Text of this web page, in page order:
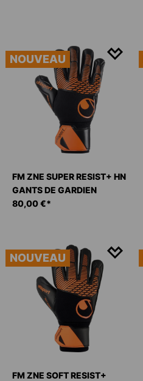
NOUVEAU
FM ZNE SUPER RESIST+ HN
GANTS DE GARDIEN
80,00 €*
NOUVEAU
FM ZNE SOFT RESIST+